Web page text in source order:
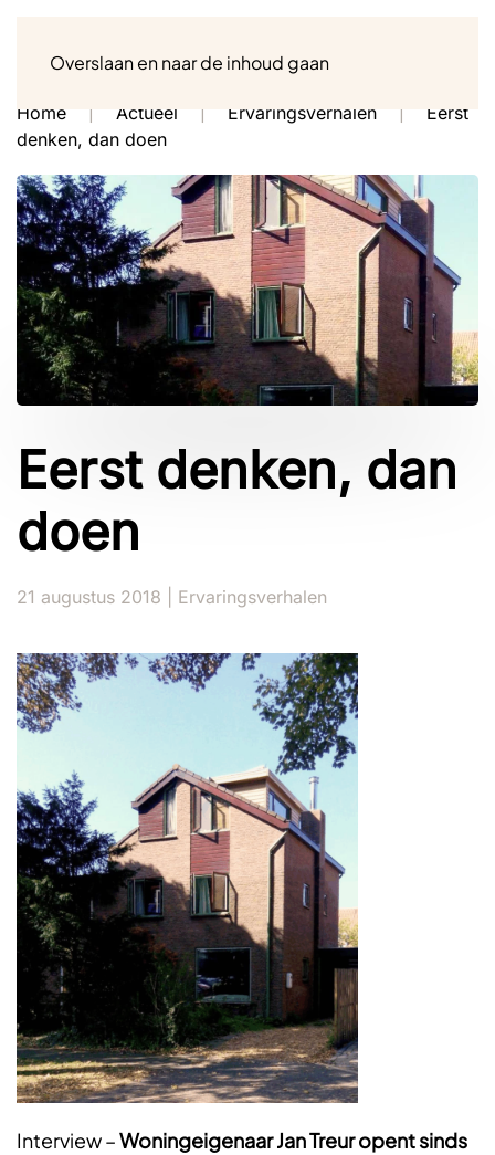
Overslaan en naar de inhoud gaan
Home Actueel Ervaringsverhalen
Eerst
denken, dan doen
Eerst denken, dan
doen
21 augustus 2018 Ervaringsverhalen
Interview –Woningeigenaar Jan Treur opent sinds